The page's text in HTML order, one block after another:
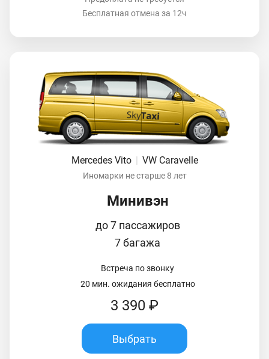
Бесплатная отмена за 12ч
Mercedes Vito VW Caravelle
Иномарки не старше 8 лет
Минивэн
до 7 пассажиров
7 багажа
Встреча по звонку
20 мин. ожидания бесплатно
3 390 ₽
Выбрать